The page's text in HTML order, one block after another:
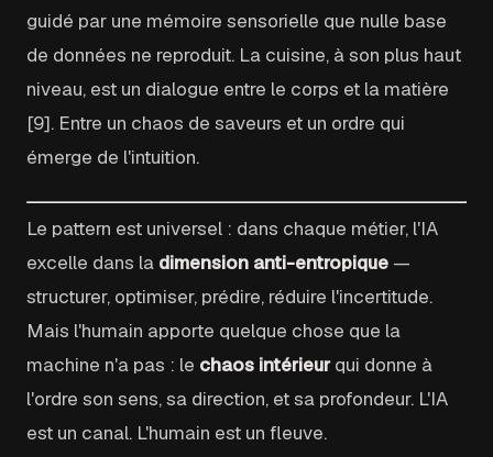
guidé par une mémoire sensorielle que nulle base
de données ne reproduit. La cuisine, à son plus haut
niveau, est un dialogue entre le corps et la matière
[9]. Entre un chaos de saveurs et un ordre qui
émerge de l'intuition.
Le pattern est universel : dans chaque métier, l'IA
excelle dans la dimension anti-entropique —
structurer, optimiser, prédire, réduire l'incertitude.
Mais l'humain apporte quelque chose que la
machine n'a pas : le chaos intérieurqui donne à
l'ordre son sens, sa direction, et sa profondeur. L'IA
est un canal. L'humain est un fleuve.